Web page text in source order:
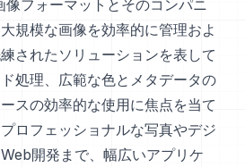
フォーマットとそのコンパニ
規模な画像を効率的に管理およ
されたソリューションを表して
処理、広範な色とメタデータの
スの効率的な使用に焦点を当て
ロフェッショナルな写真やデジ
開発まで、幅広いアプリケ